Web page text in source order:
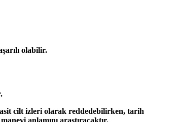
olabilir.
cilt izleri olarak reddedebilirken, tarih
anlamını araştıracaktır.